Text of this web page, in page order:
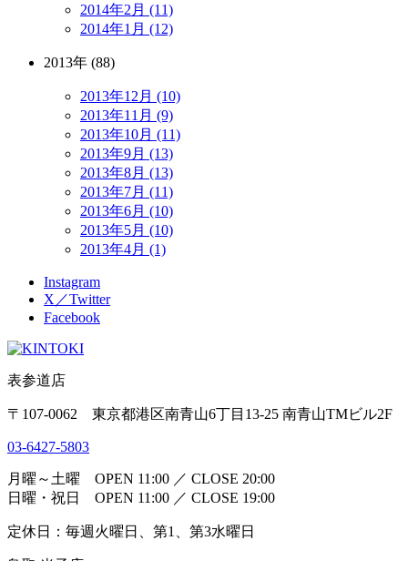
2014年2月 (11)
2014年1月 (12)
2013年 (88)
2013年12月 (10)
2013年11月 (9)
2013年10月 (11)
2013年9月 (13)
2013年8月 (13)
2013年7月 (11)
2013年6月 (10)
2013年5月 (10)
2013年4月 (1)
Instagram
X／Twitter
Facebook
表参道店
〒107-0062 東京都港区南青山6丁目13-25 南青山TMビル2F
03-6427-5803
月曜～土曜 OPEN 11:00 ／ CLOSE 20:00
日曜・祝日 OPEN 11:00 ／ CLOSE 19:00
定休日：毎週火曜日、第1、第3水曜日